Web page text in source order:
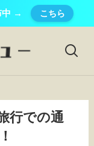
中 → こちら
行での通